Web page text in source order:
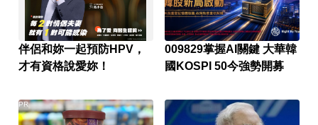
伴侶和妳一起預防HPV，
才有資格說愛妳！
009829掌握AI關鍵 大華韓
國KOSPI 50今強勢開募
PR